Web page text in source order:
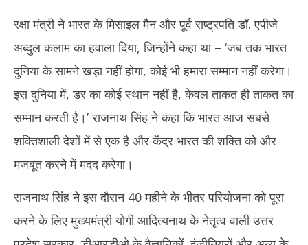
रक्षा मंत्री ने भारत के मिसाइल मैन और पूर्व राष्ट्रपति डॉ. एपीजे
अब्दुल कलाम का हवाला दिया, जिन्होंने कहा था – ‘जब तक भारत
दुनिया के सामने खड़ा नहीं होगा, कोई भी हमारा सम्मान नहीं करेगा।
इस दुनिया में, डर का कोई स्थान नहीं है, केवल ताकत ही ताकत का
सम्मान करती है।’ राजनाथ सिंह ने कहा कि भारत आज सबसे
शक्तिशाली देशों में से एक है और केंद्र भारत की शक्ति को और
मजबूत करने में मदद करेगा।
राजनाथ सिंह ने इस दौरान 40 महीने के भीतर परियोजना को पूरा
करने के लिए मुख्यमंत्री योगी आदित्यनाथ के नेतृत्व वाली उत्तर